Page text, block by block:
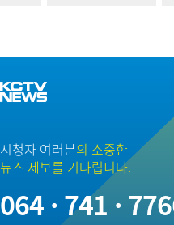
시청자 여러분의 소중한
뉴스 제보를 기다립니다.
064 · 741 ·